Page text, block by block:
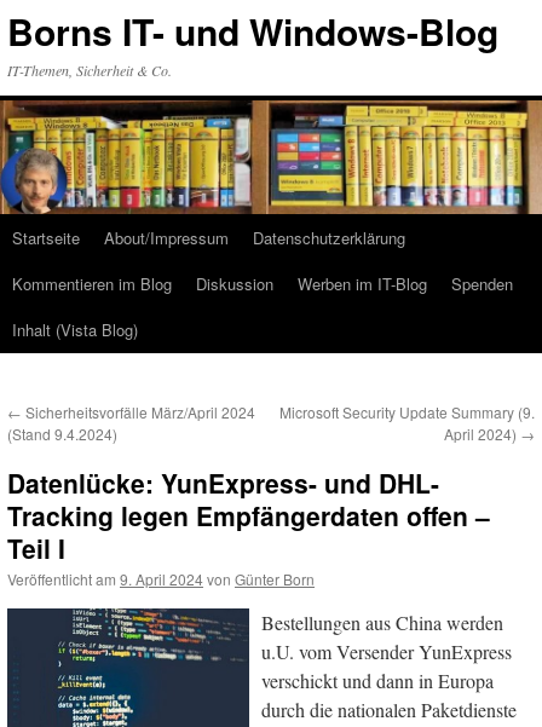
Inhalt
Borns IT- und Windows-Blog
IT-Themen, Sicherheit & Co.
Startseite About/Impressum
Datenschutzerklärung
Kommentieren im Blog
Diskussion Werben im IT-Blog
Spenden
Inhalt (Vista Blog)
← Sicherheitsvorfälle März/April 2024
(Stand 9.4.2024)
Microsoft Security Update Summary (9.
April 2024) →
Datenlücke: YunExpress- und DHL-
Tracking legen Empfängerdaten offen –
Teil I
Veröffentlicht am 9. April 2024von Günter Born
Bestellungen aus China werden
u.U. vom Versender YunExpress
verschickt und dann in Europa
durch die nationalen Paketdienste